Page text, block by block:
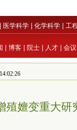
医学科学 化学科学 工
博客 院士 人才 会议
殖嬗变重大研